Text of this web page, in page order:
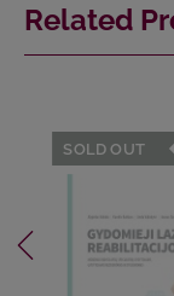
Related
SOLD OUT